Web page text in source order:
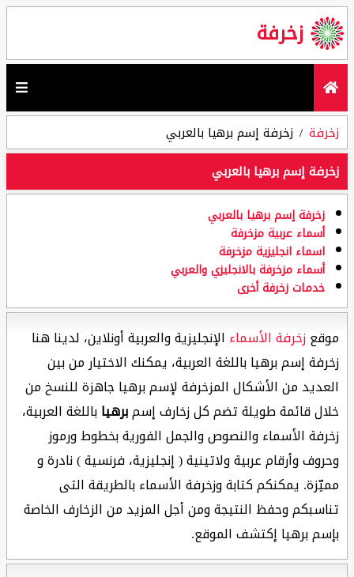
زخرفة
زخرفة
زخرفة إسم برهيا بالعربي
زخرفة إسم برهيا بالعربي
زخرفة إسم برهيا بالعربي
أسماء عربية مزخرفة
اسماء انجليزية مزخرفة
أسماء مزخرفة بالانجليزي والعربي
خدمات زخرفة أخرى
موقعزخرفة الأسماء الإنجليزية والعربية أونلاين، لدينا هنا
زخرفة إسم برهيا باللغة العربية، يمكنك الاختيار من بين
العديد من الأشكال المزخرفة لإسم برهيا جاهزة للنسخ من
خلال قائمة طويلة تضم كل زخارف إسمبرهياباللغة العربية،
زخرفة الأسماء والنصوص والجمل الفورية بخطوط ورموز
وحروف وأرقام عربية ولاتينية ( إنجليزية، فرنسية ) نادرة و
مميّزة. يمكنكم كتابة وزخرفة الأسماء بالطريقة التى
تناسبكم وحفظ النتيجة ومن أجل المزيد من الزخارف الخاصة
بإسم برهيا إكتشف الموقع.